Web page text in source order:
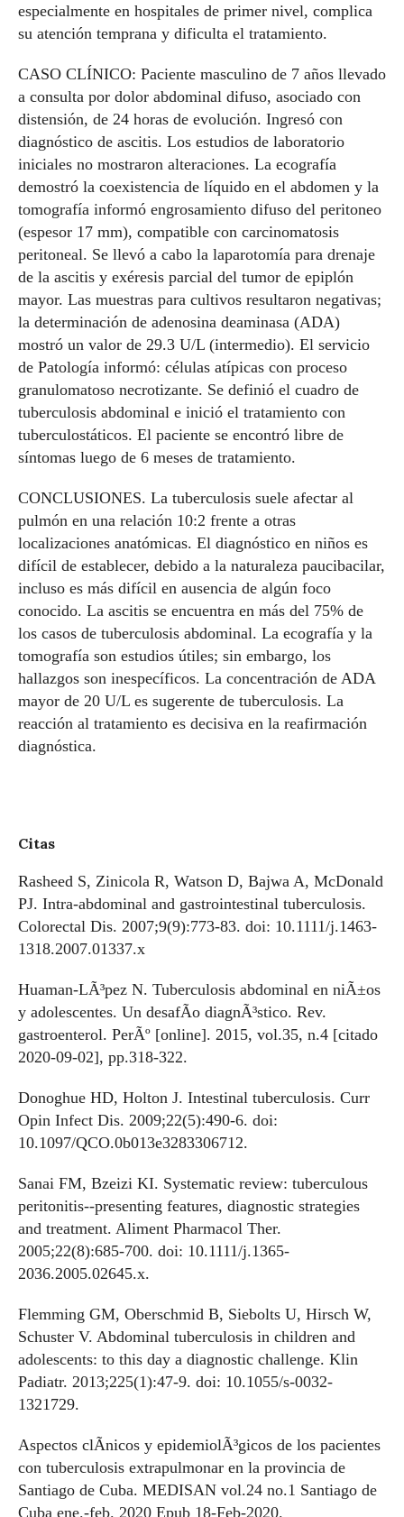
especialmente en hospitales de primer nivel, complica
su atención temprana y dificulta el tratamiento.
CASO CLÍNICO: Paciente masculino de 7 años llevado
a consulta por dolor abdominal difuso, asociado con
distensión, de 24 horas de evolución. Ingresó con
diagnóstico de ascitis. Los estudios de laboratorio
iniciales no mostraron alteraciones. La ecografía
demostró la coexistencia de líquido en el abdomen y la
tomografía informó engrosamiento difuso del peritoneo
(espesor 17 mm), compatible con carcinomatosis
peritoneal. Se llevó a cabo la laparotomía para drenaje
de la ascitis y exéresis parcial del tumor de epiplón
mayor. Las muestras para cultivos resultaron negativas;
la determinación de adenosina deaminasa (ADA)
mostró un valor de 29.3 U/L (intermedio). El servicio
de Patología informó: células atípicas con proceso
granulomatoso necrotizante. Se definió el cuadro de
tuberculosis abdominal e inició el tratamiento con
tuberculostáticos. El paciente se encontró libre de
síntomas luego de 6 meses de tratamiento.
CONCLUSIONES. La tuberculosis suele afectar al
pulmón en una relación 10:2 frente a otras
localizaciones anatómicas. El diagnóstico en niños es
difícil de establecer, debido a la naturaleza paucibacilar,
incluso es más difícil en ausencia de algún foco
conocido. La ascitis se encuentra en más del 75% de
los casos de tuberculosis abdominal. La ecografía y la
tomografía son estudios útiles; sin embargo, los
hallazgos son inespecíficos. La concentración de ADA
mayor de 20 U/L es sugerente de tuberculosis. La
reacción al tratamiento es decisiva en la reafirmación
diagnóstica.
Citas
Rasheed S, Zinicola R, Watson D, Bajwa A, McDonald
PJ. Intra-abdominal and gastrointestinal tuberculosis.
Colorectal Dis. 2007;9(9):773-83. doi: 10.1111/j.1463-
1318.2007.01337.x
Huaman-LÃ³pez N. Tuberculosis abdominal en niÃ±os
y adolescentes. Un desafÃ­o diagnÃ³stico. Rev.
gastroenterol. PerÃº [online]. 2015, vol.35, n.4 [citado
2020-09-02], pp.318-322.
Donoghue HD, Holton J. Intestinal tuberculosis. Curr
Opin Infect Dis. 2009;22(5):490-6. doi:
10.1097/QCO.0b013e3283306712.
Sanai FM, Bzeizi KI. Systematic review: tuberculous
peritonitis--presenting features, diagnostic strategies
and treatment. Aliment Pharmacol Ther.
2005;22(8):685-700. doi: 10.1111/j.1365-
2036.2005.02645.x.
Flemming GM, Oberschmid B, Siebolts U, Hirsch W,
Schuster V. Abdominal tuberculosis in children and
adolescents: to this day a diagnostic challenge. Klin
Padiatr. 2013;225(1):47-9. doi: 10.1055/s-0032-
1321729.
Aspectos clÃ­nicos y epidemiolÃ³gicos de los pacientes
con tuberculosis extrapulmonar en la provincia de
Santiago de Cuba. MEDISAN vol.24 no.1 Santiago de
Cuba ene.-feb. 2020 Epub 18-Feb-2020.